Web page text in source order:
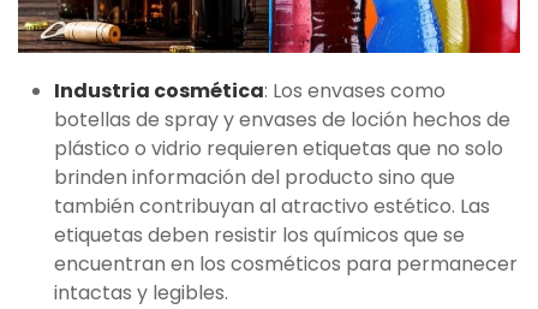
Industria cosmética: Los envases como
botellas de spray y envases de loción hechos de
plástico o vidrio requieren etiquetas que no solo
brinden información del producto sino que
también contribuyan al atractivo estético. Las
etiquetas deben resistir los químicos que se
encuentran en los cosméticos para permanecer
intactas y legibles.